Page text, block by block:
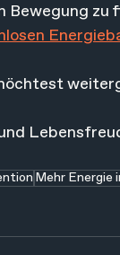
Bewegung zu
Mehr Energie